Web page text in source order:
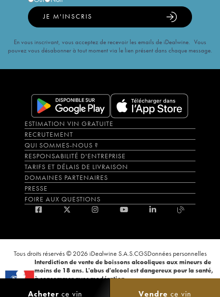
Acheter ce vin Vendre ce vin
JE M'INSCRIS
En vous inscrivant, vous acceptez de recevoir les emails de iDealwine. Vous
pouvez vous désabonner à tout moment via le lien présent dans chaque message.
ESTIMATION VIN GRATUITE
RECRUTEMENT
QUI SOMMES-NOUS ?
RESPONSABILITÉ D'ENTREPRISE
TARIFS ET DÉLAIS DE LIVRAISON
DOMAINES PARTENAIRES
PRESSE
FOIRE AUX QUESTIONS
Tous droits réservés © 2026 iDealwine S.A.S.CGSDonnées personnelles
Interdiction de vente de boissons alcooliques aux mineurs de
moins de 18 ans. L'abus d'alcool est dangereux pour la santé,
à consommer avec modération.
ligne. CODE DE LA SANTÉ PUBLIQUE, ART.L.3342-1 et L.3353-3